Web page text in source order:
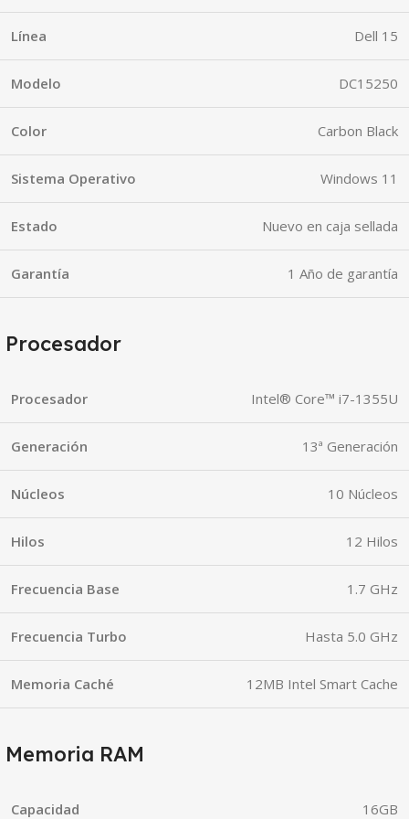
Línea Dell 15
Modelo DC15250
Color Carbon Black
Sistema Operativo Windows 11
Estado Nuevo en caja sellada
Garantía 1 Año de garantía
Procesador
Procesador Intel® Core™ i7-1355U
Generación 13ª Generación
Núcleos 10 Núcleos
Hilos 12 Hilos
Frecuencia Base 1.7 GHz
Frecuencia Turbo Hasta 5.0 GHz
Memoria Caché 12MB Intel Smart Cache
Memoria RAM
Capacidad 16GB